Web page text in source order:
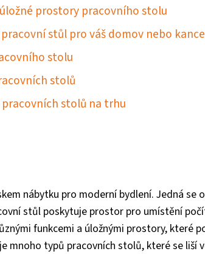
prostory pracovního stolu
stůl pro váš domov nebo
stolu
stolů
stolů na trhu
nábytku pro moderní bydlení. Jedná se
stůl poskytuje prostor pro umístění
funkcemi a úložnými prostory, které
mnoho typů pracovních stolů, které se liší